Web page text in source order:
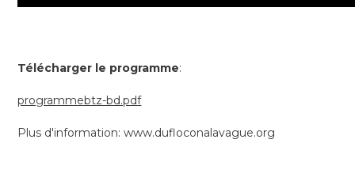
Télécharger le programme:
programmebtz-bd.pdf
Plus d'information: www.dufloconalavague.org